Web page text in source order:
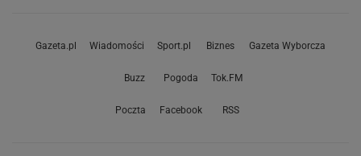
Gazeta.pl Wiadomości Sport.pl Biznes Gazeta Wyborcza
Buzz Pogoda Tok.FM
Poczta Facebook RSS